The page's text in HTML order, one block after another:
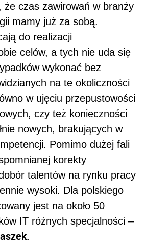
że czas zawirowań w branży
mamy już za sobą.
do realizacji
celów, a tych nie uda się
wykonać bez
na te okoliczności
w ujęciu przepustowości
czy też konieczności
nowych, brakujących w
Pomimo dużej fali
korekty
talentów na rynku pracy
wysoki. Dla polskiego
jest na około 50
IT różnych specjalności –